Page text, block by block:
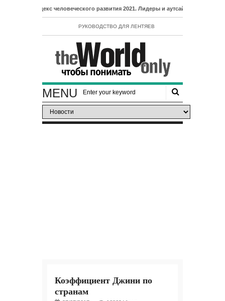
Индекс человеческого развития 2021. Лидеры и аутсайдеры рейтинга ИЧР
РУКОВОДСТВО ДЛЯ ЛЕНТЯЕВ
MENU
Коэффициент Джини по
странам